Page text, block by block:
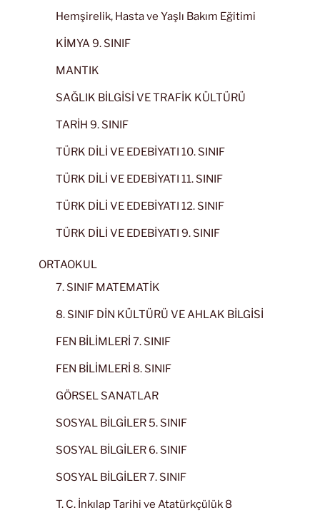
Hemşirelik, Hasta ve Yaşlı Bakım Eğitimi
KİMYA 9. SINIF
MANTIK
SAĞLIK BİLGİSİ VE TRAFİK KÜLTÜRÜ
TARİH 9. SINIF
TÜRK DİLİ VE EDEBİYATI 10. SINIF
TÜRK DİLİ VE EDEBİYATI 11. SINIF
TÜRK DİLİ VE EDEBİYATI 12. SINIF
TÜRK DİLİ VE EDEBİYATI 9. SINIF
ORTAOKUL
7. SINIF MATEMATİK
8. SINIF DİN KÜLTÜRÜ VE AHLAK BİLGİSİ
FEN BİLİMLERİ 7. SINIF
FEN BİLİMLERİ 8. SINIF
GÖRSEL SANATLAR
SOSYAL BİLGİLER 5. SINIF
SOSYAL BİLGİLER 6. SINIF
SOSYAL BİLGİLER 7. SINIF
T. C. İnkılap Tarihi ve Atatürkçülük 8